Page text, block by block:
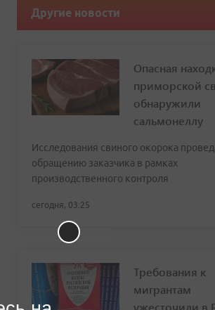
Другие новости
Опасная
приморской
обнаружили
сальмонеллу
Исследования свиного окорока
обращению заказчика в рамках
производственного контроля
сегодня, 03:25
Требования к
мигрантам
ужесточили в